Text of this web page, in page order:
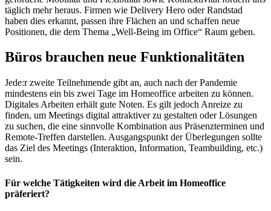
täglich mehr heraus. Firmen wie Delivery Hero oder Randstad
haben dies erkannt, passen ihre Flächen an und schaffen neue
Positionen, die dem Thema „Well-Being im Office“ Raum geben.
Büros brauchen neue Funktionalitäten
Jede:r zweite Teilnehmende gibt an, auch nach der Pandemie
mindestens ein bis zwei Tage im Homeoffice arbeiten zu können.
Digitales Arbeiten erhält gute Noten. Es gilt jedoch Anreize zu
finden, um Meetings digital attraktiver zu gestalten oder Lösungen
zu suchen, die eine sinnvolle Kombination aus Präsenzterminen und
Remote-Treffen darstellen. Ausgangspunkt der Überlegungen sollte
das Ziel des Meetings (Interaktion, Information, Teambuilding, etc.)
sein.
Für welche Tätigkeiten wird die Arbeit im Homeoffice
präferiert?